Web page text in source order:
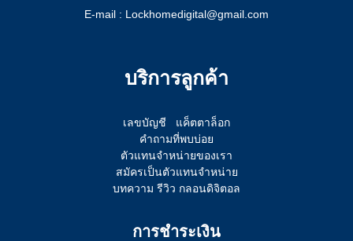
E-mail : Lockhomedigital@gmail.com
บริการลูกค้า
เลขบัญชี
แค็ตตาล็อก
คำถามที่พบบ่อย
ตัวแทนจำหน่ายของเรา
สมัครเป็นตัวแทนจำหน่าย
บทความ รีวิว กลอนดิจิตอล
การชำระเงิน